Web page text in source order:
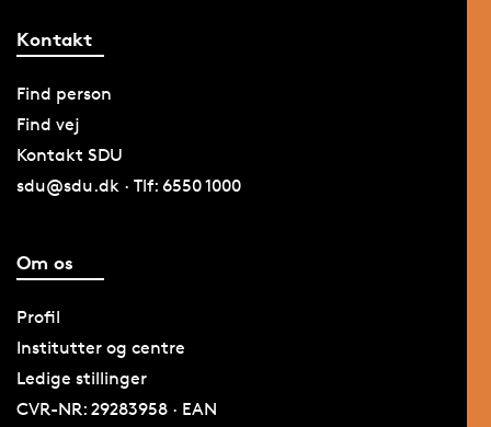
Kontakt
Find person
Find vej
Kontakt SDU
sdu@sdu.dk · Tlf: 6550 1000
Om os
Profil
Institutter og centre
Ledige stillinger
CVR-NR: 29283958 · EAN